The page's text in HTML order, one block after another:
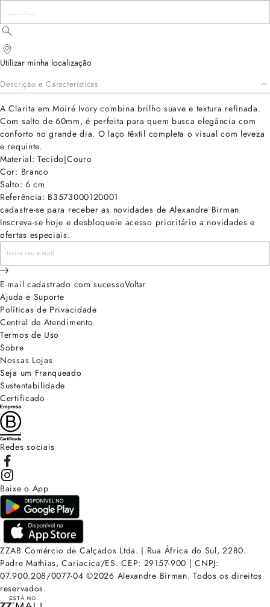
Utilizar minha localização
Descrição e Características
A Clarita em Moiré Ivory combina brilho suave e textura refinada.
Com salto de 60mm, é perfeita para quem busca elegância com
conforto no grande dia. O laço têxtil completa o visual com leveza
e requinte.
Material: Tecido|Couro
Cor: Branco
Salto: 6 cm
Referência: B3573000120001
cadastre-se para receber as novidades de Alexandre Birman
Inscreva-se hoje e desbloqueie acesso prioritário a novidades e
ofertas especiais.
E-mail cadastrado com sucessoVoltar
Ajuda e Suporte
Políticas de Privacidade
Central de Atendimento
Termos de Uso
Sobre
Nossas Lojas
Seja um Franqueado
Sustentabilidade
Certificado
Redes sociais
Baixe o App
ZZAB Comércio de Calçados Ltda. | Rua África do Sul, 2280.
Padre Mathias, Cariacica/ES. CEP: 29157-900 | CNPJ:
07.900.208/0077-04 ©2026 Alexandre Birman. Todos os direitos
reservados.